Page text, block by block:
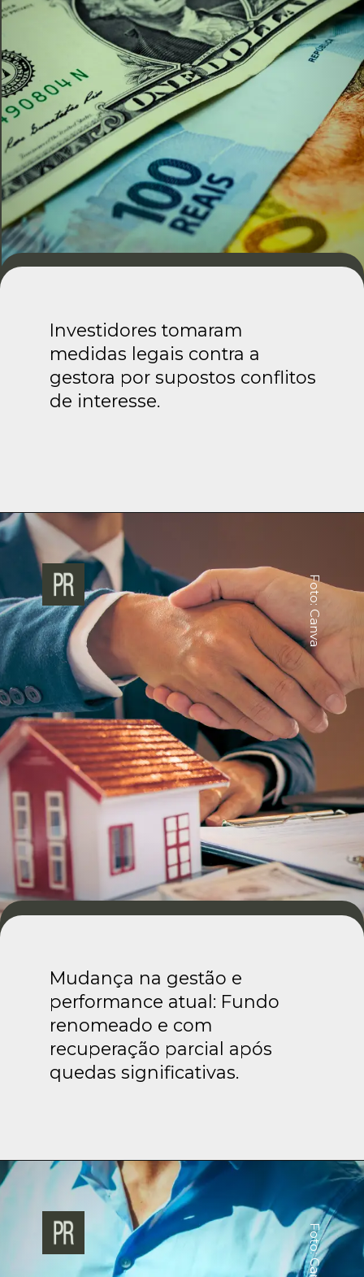
Investidores tomaram
medidas legais contra a
gestora por supostos conflitos
de interesse.
Foto: Canva
Mudança na gestão e
performance atual: Fundo
renomeado e com
recuperação parcial após
quedas significativas.
Foto: Canva